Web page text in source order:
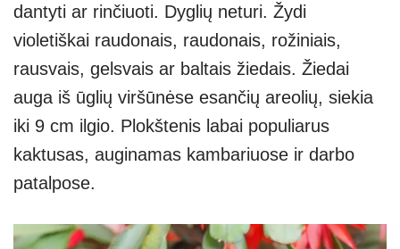
dantyti ar rinčiuoti. Dyglių neturi. Žydi
violetiškai raudonais, raudonais, rožiniais,
rausvais, gelsvais ar baltais žiedais. Žiedai
auga iš ūglių viršūnėse esančių areolių, siekia
iki 9 cm ilgio. Plokštenis labai populiarus
kaktusas, auginamas kambariuose ir darbo
patalpose.